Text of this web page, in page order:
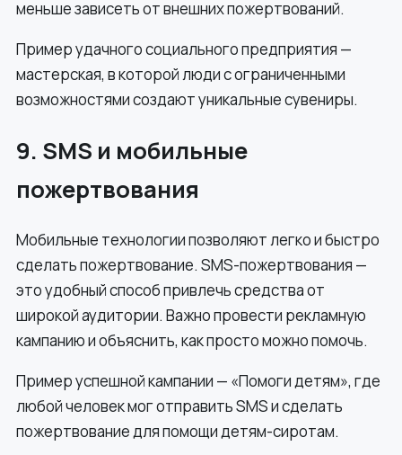
меньше зависеть от внешних пожертвований.
Пример удачного социального предприятия —
мастерская, в которой люди с ограниченными
возможностями создают уникальные сувениры.
9. SMS и мобильные
пожертвования
Мобильные технологии позволяют легко и быстро
сделать пожертвование. SMS-пожертвования —
это удобный способ привлечь средства от
широкой аудитории. Важно провести рекламную
кампанию и объяснить, как просто можно помочь.
Пример успешной кампании — «Помоги детям», где
любой человек мог отправить SMS и сделать
пожертвование для помощи детям-сиротам.